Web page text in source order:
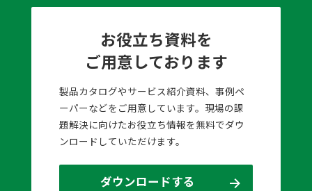
お役立ち資料を
ご用意しております
製品カタログやサービス紹介資料、事例ペ
ーパーなどをご用意しています。現場の課
題解決に向けたお役立ち情報を無料でダウ
ンロードしていただけます。
ダウンロードする